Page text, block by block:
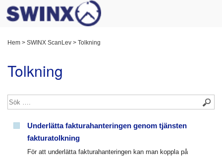
Hem > SWINX ScanLev > Tolkning
Tolkning
Underlätta fakturahanteringen genom tjänsten
fakturatolkning
För att underlätta fakturahanteringen kan man koppla på